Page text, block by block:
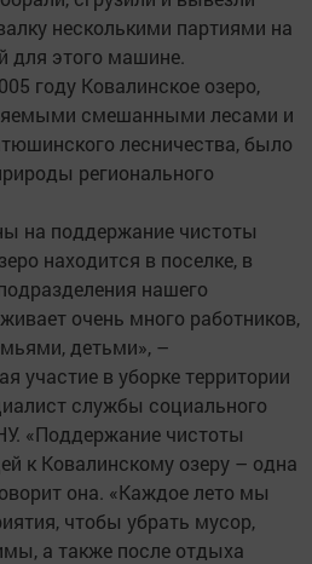
несколькими партиями на
для этого машине.
году Ковалинское озеро,
смешанными лесами и
лесничества, было
регионального
на поддержание чистоты
находится в поселке, в
нашего
очень много работников,
детьми», –
участие в уборке территории
службы социального
«Поддержание чистоты
к Ковалинскому озеру – одна
она. «Каждое лето мы
чтобы убрать мусор,
а также после отдыха